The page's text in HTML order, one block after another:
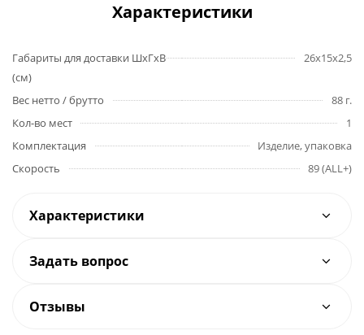
Характеристики
Габариты для доставки ШхГхВ
(см)
26х15х2,5
Вес нетто / брутто
88 г.
Кол-во мест
1
Комплектация
Изделие, упаковка
Скорость
89 (ALL+)
Характеристики
Задать вопрос
Отзывы